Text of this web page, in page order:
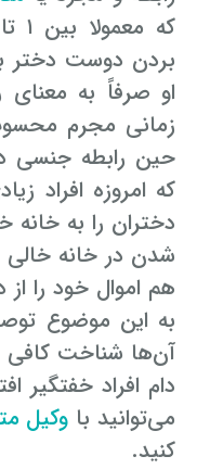
تبانی در
اوراق کردن
شکایت از
وکیل کیفری آنلاین
رویکرد حادثه
مشاوره حقوقی
بردن دوست دختر
او صرفاً به معنای
زمانی مجرم
حین رابطه جنسی
که امروزه افراد
دختران را به
شدن در خانه
هم اموال خود را
به این موضوع
آن‌ها شناخت کافی
دام افراد خفتگیر
می‌توانید با وکیل
کنید.